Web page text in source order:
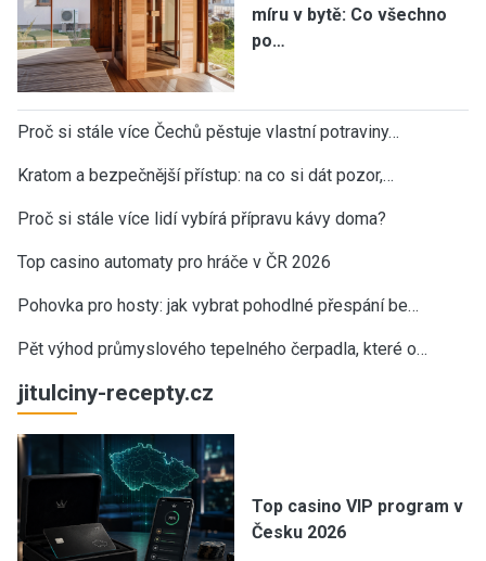
míru v bytě: Co všechno
po…
Proč si stále více Čechů pěstuje vlastní potraviny…
Kratom a bezpečnější přístup: na co si dát pozor,…
Proč si stále více lidí vybírá přípravu kávy doma?
Top casino automaty pro hráče v ČR 2026
Pohovka pro hosty: jak vybrat pohodlné přespání be…
Pět výhod průmyslového tepelného čerpadla, které o…
jitulciny-recepty.cz
Top casino VIP program v
Česku 2026